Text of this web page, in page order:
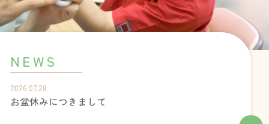
NEWS
2026.07.28
お盆休みにつきまして